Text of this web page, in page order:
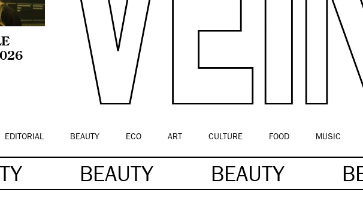
EDITORIAL BEAUTY ECO ART CULTURE FOOD MUSIC
BEAUTY BEAUTY